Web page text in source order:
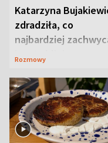
Katarzyna
zdradziła, co
najbardziej
ją w Lublinie
Rozmowy